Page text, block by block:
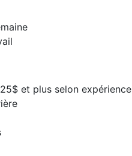
et plus selon expérience